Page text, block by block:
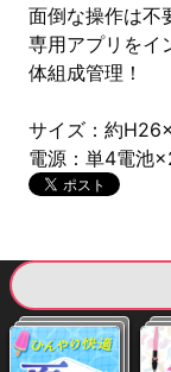
面倒な操作は不
専用アプリをイ
体組成管理！
サイズ：約
電源：単4電池